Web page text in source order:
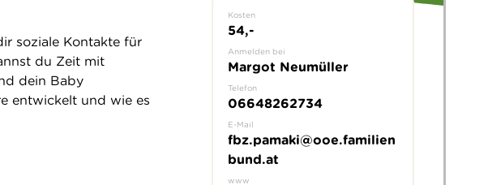
soziale Kontakte für
du Zeit mit
dein Baby
entwickelt und wie es
Kosten
54,-
Anmelden bei
Margot Neumüller
Telefon
06648262734
E-Mail
fbz.pamaki@ooe.familien
bund.at
www